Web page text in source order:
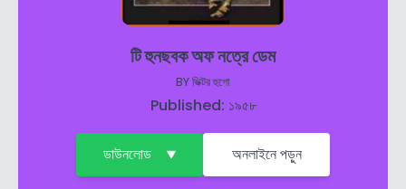
টি হুনছবক অফ নত্রে ডেম
BYভিক্টর হুগো
Published: ১৯৫৮
ডাউনলোড অনলাইনে পড়ুন